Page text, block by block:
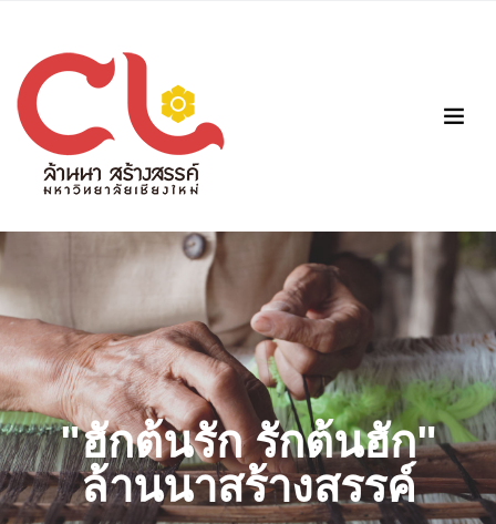
"ฮักต้นรัก รักต้นฮัก"
ล้านนาสร้างสรรค์